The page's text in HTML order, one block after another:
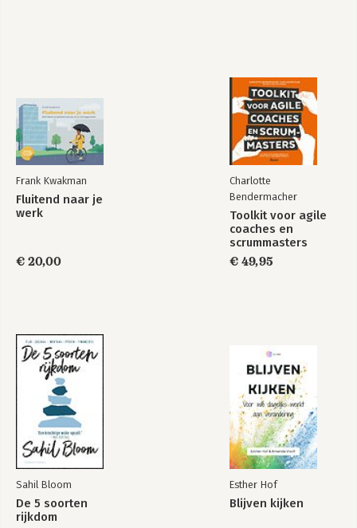
Op weg naar een
vitale organisatie
De kracht van het
compliment
Dienend
leiderschap
Inclusief
leiderschap
Bekijk alle boeken
Frank Kwakman
Fluitend naar je
werk
€ 20,00
Charlotte
Bendermacher
Toolkit voor agile
coaches en
scrummasters
€ 49,95
Sahil Bloom
De 5 soorten
rijkdom
Esther Hof
Blijven kijken